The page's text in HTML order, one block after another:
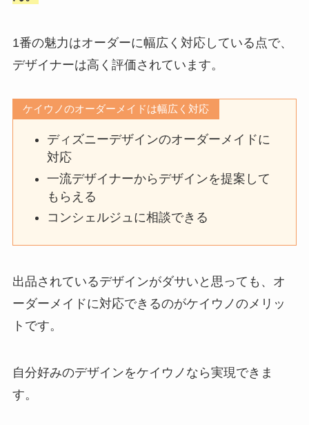
1番の魅力はオーダーに幅広く対応している点で、
デザイナーは高く評価されています。
ケイウノのオーダーメイドは幅広く対応
ディズニーデザインのオーダーメイドに
対応
一流デザイナーからデザインを提案して
もらえる
コンシェルジュに相談できる
出品されているデザインがダサいと思っても、オ
ーダーメイドに対応できるのがケイウノのメリッ
トです。
自分好みのデザインをケイウノなら実現できま
す。